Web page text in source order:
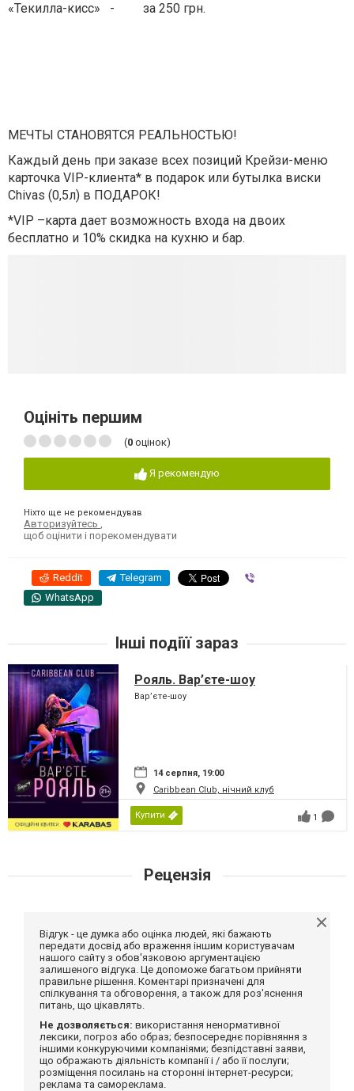
«Текилла-кисс» - за 250 грн.
МЕЧТЫ СТАНОВЯТСЯ РЕАЛЬНОСТЬЮ!
Каждый день при заказе всех позиций Крейзи-меню
карточка VIP-клиента* в подарок или бутылка виски
Chivas (0,5л) в ПОДАРОК!
*VIP –карта дает возможность входа на двоих
бесплатно и 10% скидка на кухню и бар.
Оцініть першим
(0 оцінок)
Я рекомендую
Ніхто ще не рекомендував
Авторизуйтесь
щоб оцінити і порекомендувати
Reddit Telegram
WhatsApp
Інші подіїї зараз
Рояль. Вар’єте-шоу
Вар’єте-шоу
14 серпня, 19:00
Caribbean Club, нічний клуб
Купити 1
Рецензія
Відгук - це думка або оцінка людей, які бажають
передати досвід або враження іншим користувачам
нашого сайту з обов'язковою аргументацією
залишеного відгука. Це допоможе багатьом прийняти
правильне рішення. Коментарі призначені для
спілкування та обговорення, а також для роз'яснення
питань, що цікавлять.
Не дозволяється: використання ненормативної
лексики, погроз або образ; безпосереднє порівняння з
іншими конкуруючими компаніями; безпідставні заяви,
що ображають діяльність компанії і / або її послуги;
розміщення посилань на сторонні інтернет-ресурси;
реклама та самореклама.